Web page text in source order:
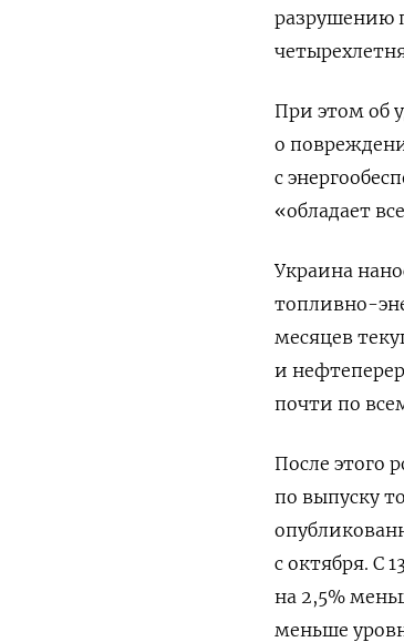
разрушению
При этом об
о
с
«обладает
Украина
топливно-
месяцев
и
почти по
После этого
по выпуску
с октября. С
на 2,5%
меньше